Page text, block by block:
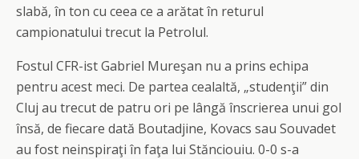
slabă, în ton cu ceea ce a arătat în returul
campionatului trecut la Petrolul.
Fostul CFR-ist Gabriel Mureşan nu a prins echipa
pentru acest meci. De partea cealaltă, „studenţii” din
Cluj au trecut de patru ori pe lângă înscrierea unui gol
însă, de fiecare dată Boutadjine, Kovacs sau Souvadet
au fost neinspiraţi în faţa lui Stănciouiu. 0-0 s-a